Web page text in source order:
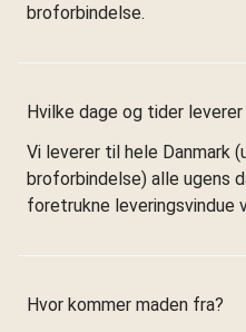
broforbindelse.
Hvilke dage og tider leverer
Vi leverer til hele Danmark
broforbindelse) alle ugens
foretrukne leveringsvindue
Hvor kommer maden fra?